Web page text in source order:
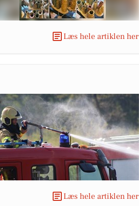
Læs hele artiklen her
Læs hele artiklen her